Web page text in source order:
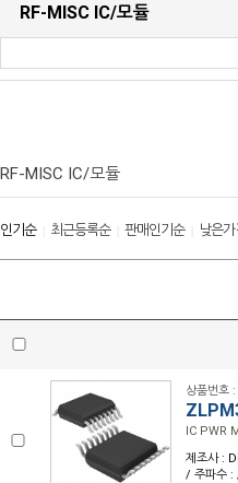
RF-MISC IC/모듈
RF-MISC IC/모듈
인기순| 최근등록순| 판매인기순| 낮은
상품번호
IC PWR
제조사 :
/ 주파수 :